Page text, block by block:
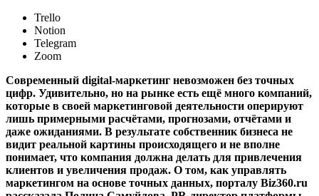
Trello
Notion
Telegram
Zoom
Современный digital-маркетинг невозможен без точных
цифр. Удивительно, но на рынке есть ещё много компаний,
которые в своей маркетинговой деятельности оперируют
лишь примерными расчётами, прогнозами, отчётами и
даже ожиданиями. В результате собственник бизнеса не
видит реальной картины происходящего и не вполне
понимает, что компания должна делать для привлечения
клиентов и увеличения продаж. О том, как управлять
маркетингом на основе точных данных, порталу Biz360.ru